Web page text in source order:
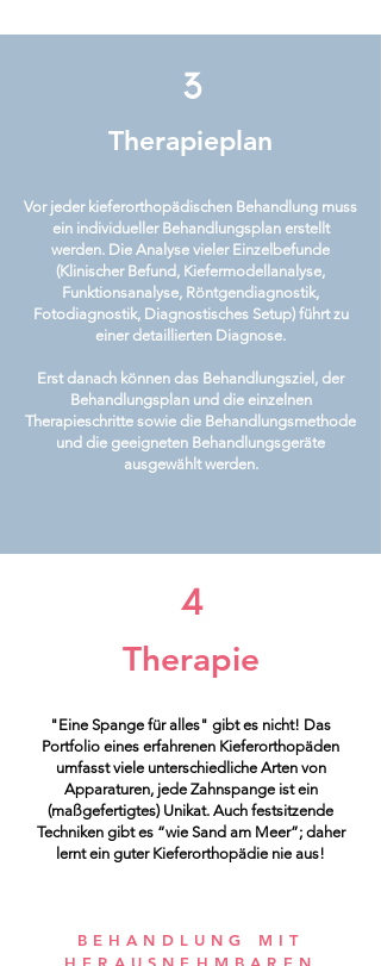
3
Therapieplan
Vor jeder kieferorthopädischen Behandlung muss
ein individueller Behandlungsplan erstellt
werden. Die Analyse vieler Einzelbefunde
(Klinischer Befund, Kiefermodellanalyse,
Funktionsanalyse, Röntgendiagnostik,
Fotodiagnostik, Diagnostisches Setup) führt zu
einer detaillierten Diagnose.
Erst danach können das Behandlungsziel, der
Behandlungsplan und die einzelnen
Therapieschritte sowie die Behandlungsmethode
und die geeigneten Behandlungsgeräte
ausgewählt werden.
4
Therapie
"Eine Spange für alles" gibt es nicht! Das
Portfolio eines erfahrenen Kieferorthopäden
umfasst viele unterschiedliche Arten von
Apparaturen, jede Zahnspange ist ein
(maßgefertigtes) Unikat. Auch festsitzende
Techniken gibt es “wie Sand am Meer”; daher
lernt ein guter Kieferorthopädie nie aus!
BEHANDLUNG MIT